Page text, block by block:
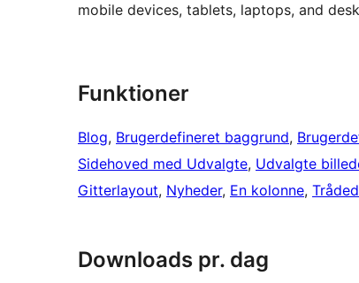
mobile devices, tablets, laptops, and
Funktioner
Blog, Brugerdefineret baggrund,
Sidehoved med Udvalgte, Udvalgte
Gitterlayout, Nyheder, En kolonne,
Downloads pr. dag